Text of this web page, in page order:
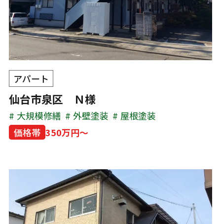
アパート
仙台市泉区 Ｎ様
大規模修繕 外壁塗装
屋根塗装
価格帯 350万円～